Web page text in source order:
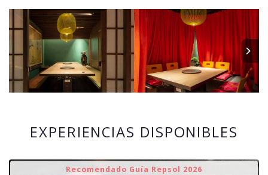
EXPERIENCIAS DISPONIBLES
Recomendado Guía Repsol 2026